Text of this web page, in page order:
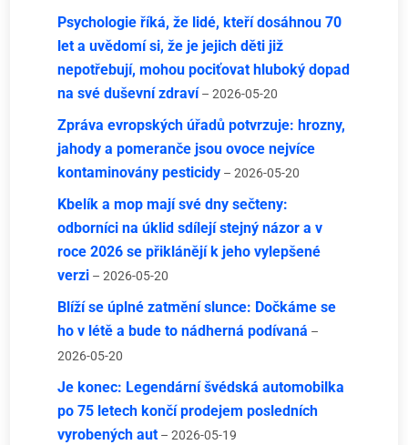
Psychologie říká, že lidé, kteří dosáhnou 70
let a uvědomí si, že je jejich děti již
nepotřebují, mohou pociťovat hluboký dopad
na své duševní zdraví – 2026-05-20
Zpráva evropských úřadů potvrzuje: hrozny,
jahody a pomeranče jsou ovoce nejvíce
kontaminovány pesticidy – 2026-05-20
Kbelík a mop mají své dny sečteny:
odborníci na úklid sdílejí stejný názor a v
roce 2026 se přiklánějí k jeho vylepšené
verzi – 2026-05-20
Blíží se úplné zatmění slunce: Dočkáme se
ho v létě a bude to nádherná podívaná –
2026-05-20
Je konec: Legendární švédská automobilka
po 75 letech končí prodejem posledních
vyrobených aut – 2026-05-19